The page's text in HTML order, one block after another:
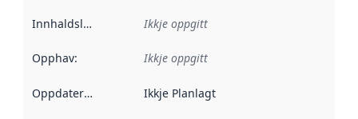
Innhaldsleverandørar :
Ikkje oppgitt
Opphav: Ikkje oppgitt
Oppdateringsfrekvens :
Ikkje Planlagt